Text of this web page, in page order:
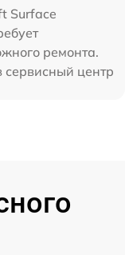
Surface
ремонта.
сервисный центр